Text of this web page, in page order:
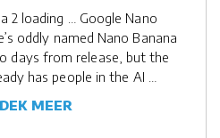
2 loading … Google Nano
oddly named Nano Banana
days from release, but the
has people in the AI …
MEER